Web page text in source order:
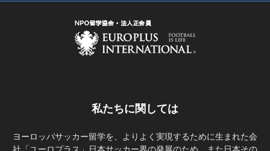
私たちに関しては
ヨーロッパサッカー留学を、よりよく実現するために生まれた会